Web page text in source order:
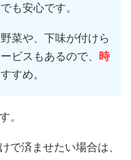
も安心です。
菜や、下味が付けら
ビスもあるので、
時
すめ。
。
で済ませたい場合は、